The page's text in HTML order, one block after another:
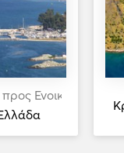
Ενοικίαση